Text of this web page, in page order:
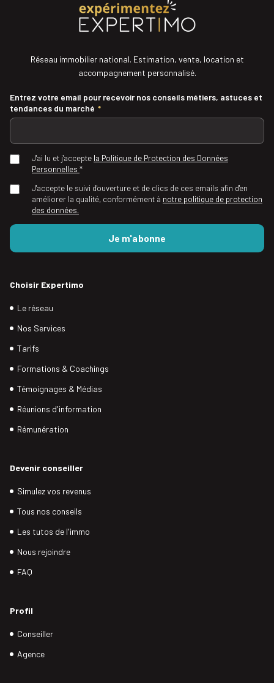
Réseau immobilier national. Estimation, vente, location et
accompagnement personnalisé.
Entrez votre email pour recevoir nos conseils métiers, astuces et
tendances du marché *
J'ai lu et j'accepte la Politique de Protection des Données
Personnelles *
J'accepte le suivi d'ouverture et de clics de ces emails afin d'en
améliorer la qualité, conformément à notre politique de protection
des données.
Choisir Expertimo
Le réseau
Nos Services
Tarifs
Formations & Coachings
Témoignages & Médias
Réunions d'information
Rémunération
Devenir conseiller
Simulez vos revenus
Tous nos conseils
Les tutos de l'immo
Nous rejoindre
FAQ
Profil
Conseiller
Agence